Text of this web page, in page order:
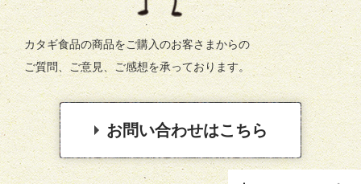
カタギ食品の商品をご購入のお客さまからの
ご質問、ご意見、ご感想を承っております。
お問い合わせはこちら